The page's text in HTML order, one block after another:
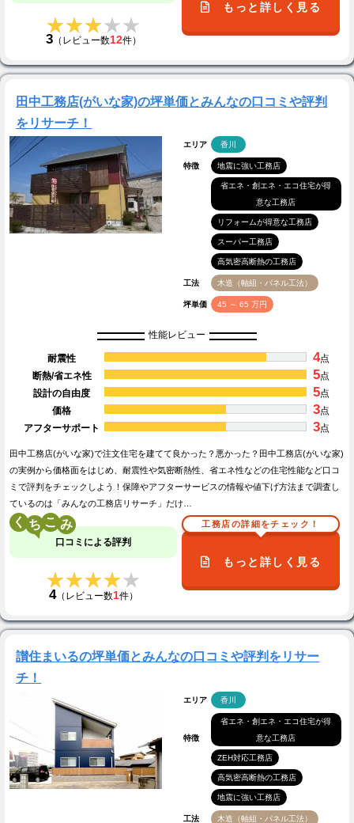
★★★★★
★★★★★
3（レビュー数12件）
もっと詳しく見る
田中工務店(がいな家)の坪単価とみんなの口コミや評判
をリサーチ！
エリア 香川
特徴 地震に強い工務店
省エネ・創エネ・エコ住宅が得
意な工務店
リフォームが得意な工務店
スーパー工務店
高気密高断熱の工務店
工法 木造（軸組・パネル工法）
坪単価 45 ～ 65 万円
性能レビュー
耐震性 4点
断熱/省エネ性
5点
設計の自由度
5点
価格
3点
アフターサポート
3点
田中工務店(がいな家)で注文住宅を建てて良かった？悪かった？田中工務店(がいな家)
の実例から価格面をはじめ、耐震性や気密断熱性、省エネ性などの住宅性能など口コ
ミで評判をチェックしよう！保障やアフターサービスの情報や値下げ方法まで調査し
ているのは「みんなの工務店リサーチ」だけ…
く こ
口コミによる評判
★★★★★
★★★★★
4（レビュー数1件）
工務店の詳細をチェック！
もっと詳しく見る
讃住まいるの坪単価とみんなの口コミや評判をリサー
チ！
エリア 香川
特徴
省エネ・創エネ・エコ住宅が得
意な工務店
ZEH対応工務店
高気密高断熱の工務店
地震に強い工務店
工法 木造（軸組・パネル工法）